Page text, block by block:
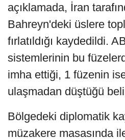
açıklamada, İran
Bahreyn'deki üslere
fırlatıldığı kaydedildi.
sistemlerinin bu
imha ettiği, 1 füzenin
ulaşmadan düştüğü
Bölgedeki diplomatik
müzakere masasında